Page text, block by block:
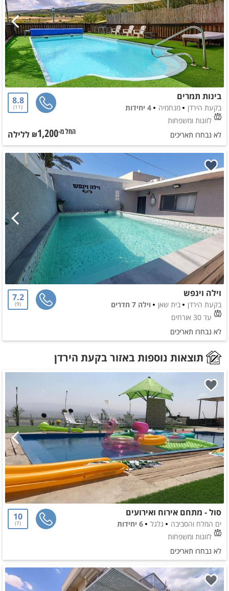
בינות תמרים
בקעת הירדן מנחמיה
4 יחידות
לזוגות ומשפחות
8.8
11
לא נבחרו תאריכים החל מ-₪1,200 ללילה
וילה וינפש
בקעת הירדן בית שאן
וילה 7 חדרים
עד 30 אורחים
7.2
9
לא נבחרו תאריכים
תוצאות נוספות באזור בקעת הירדן
סול - מתחם אירוח ואירועים
ים המלח והסביבה גלגל
6 יחידות
לזוגות ומשפחות
10
7
לא נבחרו תאריכים